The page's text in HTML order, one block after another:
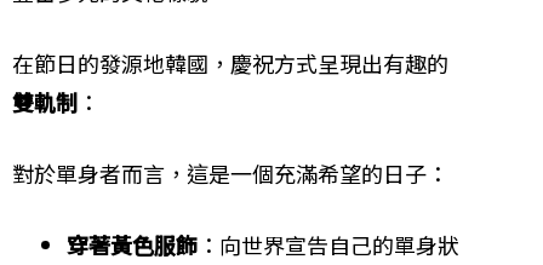
在節日的發源地韓國，慶祝方式呈現出有趣的
雙軌制 ：
對於單身者而言，這是一個充滿希望的日子：
穿著黃色服飾 ：向世界宣告自己的單身狀